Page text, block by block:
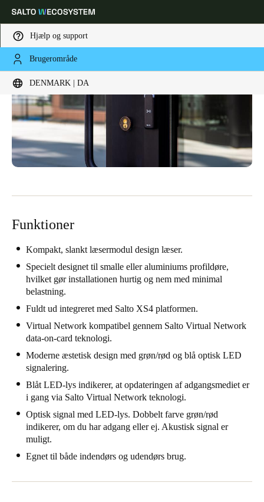
Hjælp og support
Brugerområde
DENMARK | DA
Vælg dine indstillinger for placering og sprog
Global Europe North America
Denmark|Danskere
DeutschFrançaisItaliano
United Kingdom
English
Ireland
English
France
Français
Netherlands
NederlandsEnglish
Belgium
Funktioner
Kompakt, slankt læsermodul design læser.
Specielt designet til smalle eller aluminiums profildøre,
hvilket gør installationen hurtig og nem med minimal
belastning.
Fuldt ud integreret med Salto XS4 platformen.
Virtual Network kompatibel gennem Salto Virtual Network
data-on-card teknologi.
Moderne æstetisk design med grøn/rød og blå optisk LED
signalering.
Blåt LED-lys indikerer, at opdateringen af adgangsmediet er
i gang via Salto Virtual Network teknologi.
Optisk signal med LED-lys. Dobbelt farve grøn/rød
indikerer, om du har adgang eller ej. Akustisk signal er
muligt.
Egnet til både indendørs og udendørs brug.